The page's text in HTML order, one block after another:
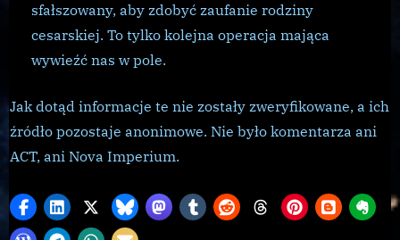
sfałszowany, aby zdobyć zaufanie rodziny
cesarskiej. To tylko kolejna operacja mająca
wywieźć nas w pole.
Jak dotąd informacje te nie zostały zweryfikowane, a ich
źródło pozostaje anonimowe. Nie było komentarza ani
ACT, ani Nova Imperium.